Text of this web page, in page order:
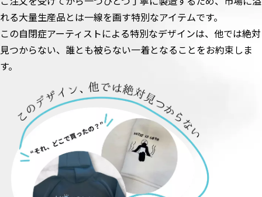
れる大量生産品とは一線を画す特別なアイテムです。
この自閉症アーティストによる特別なデザインは、他では絶対
見つからない、誰とも被らない一着となることをお約束しま
す。